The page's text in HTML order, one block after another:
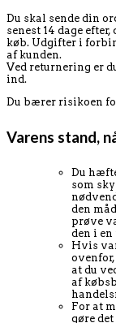
Du skal sende din
senest 14 dage
køb. Udgifter i
af kunden.
Ved returnering er
ind.
Du bærer risikoen
Varens stand,
Du
som
den
prøve
den i
Hvis
at du
af
For at
gøre